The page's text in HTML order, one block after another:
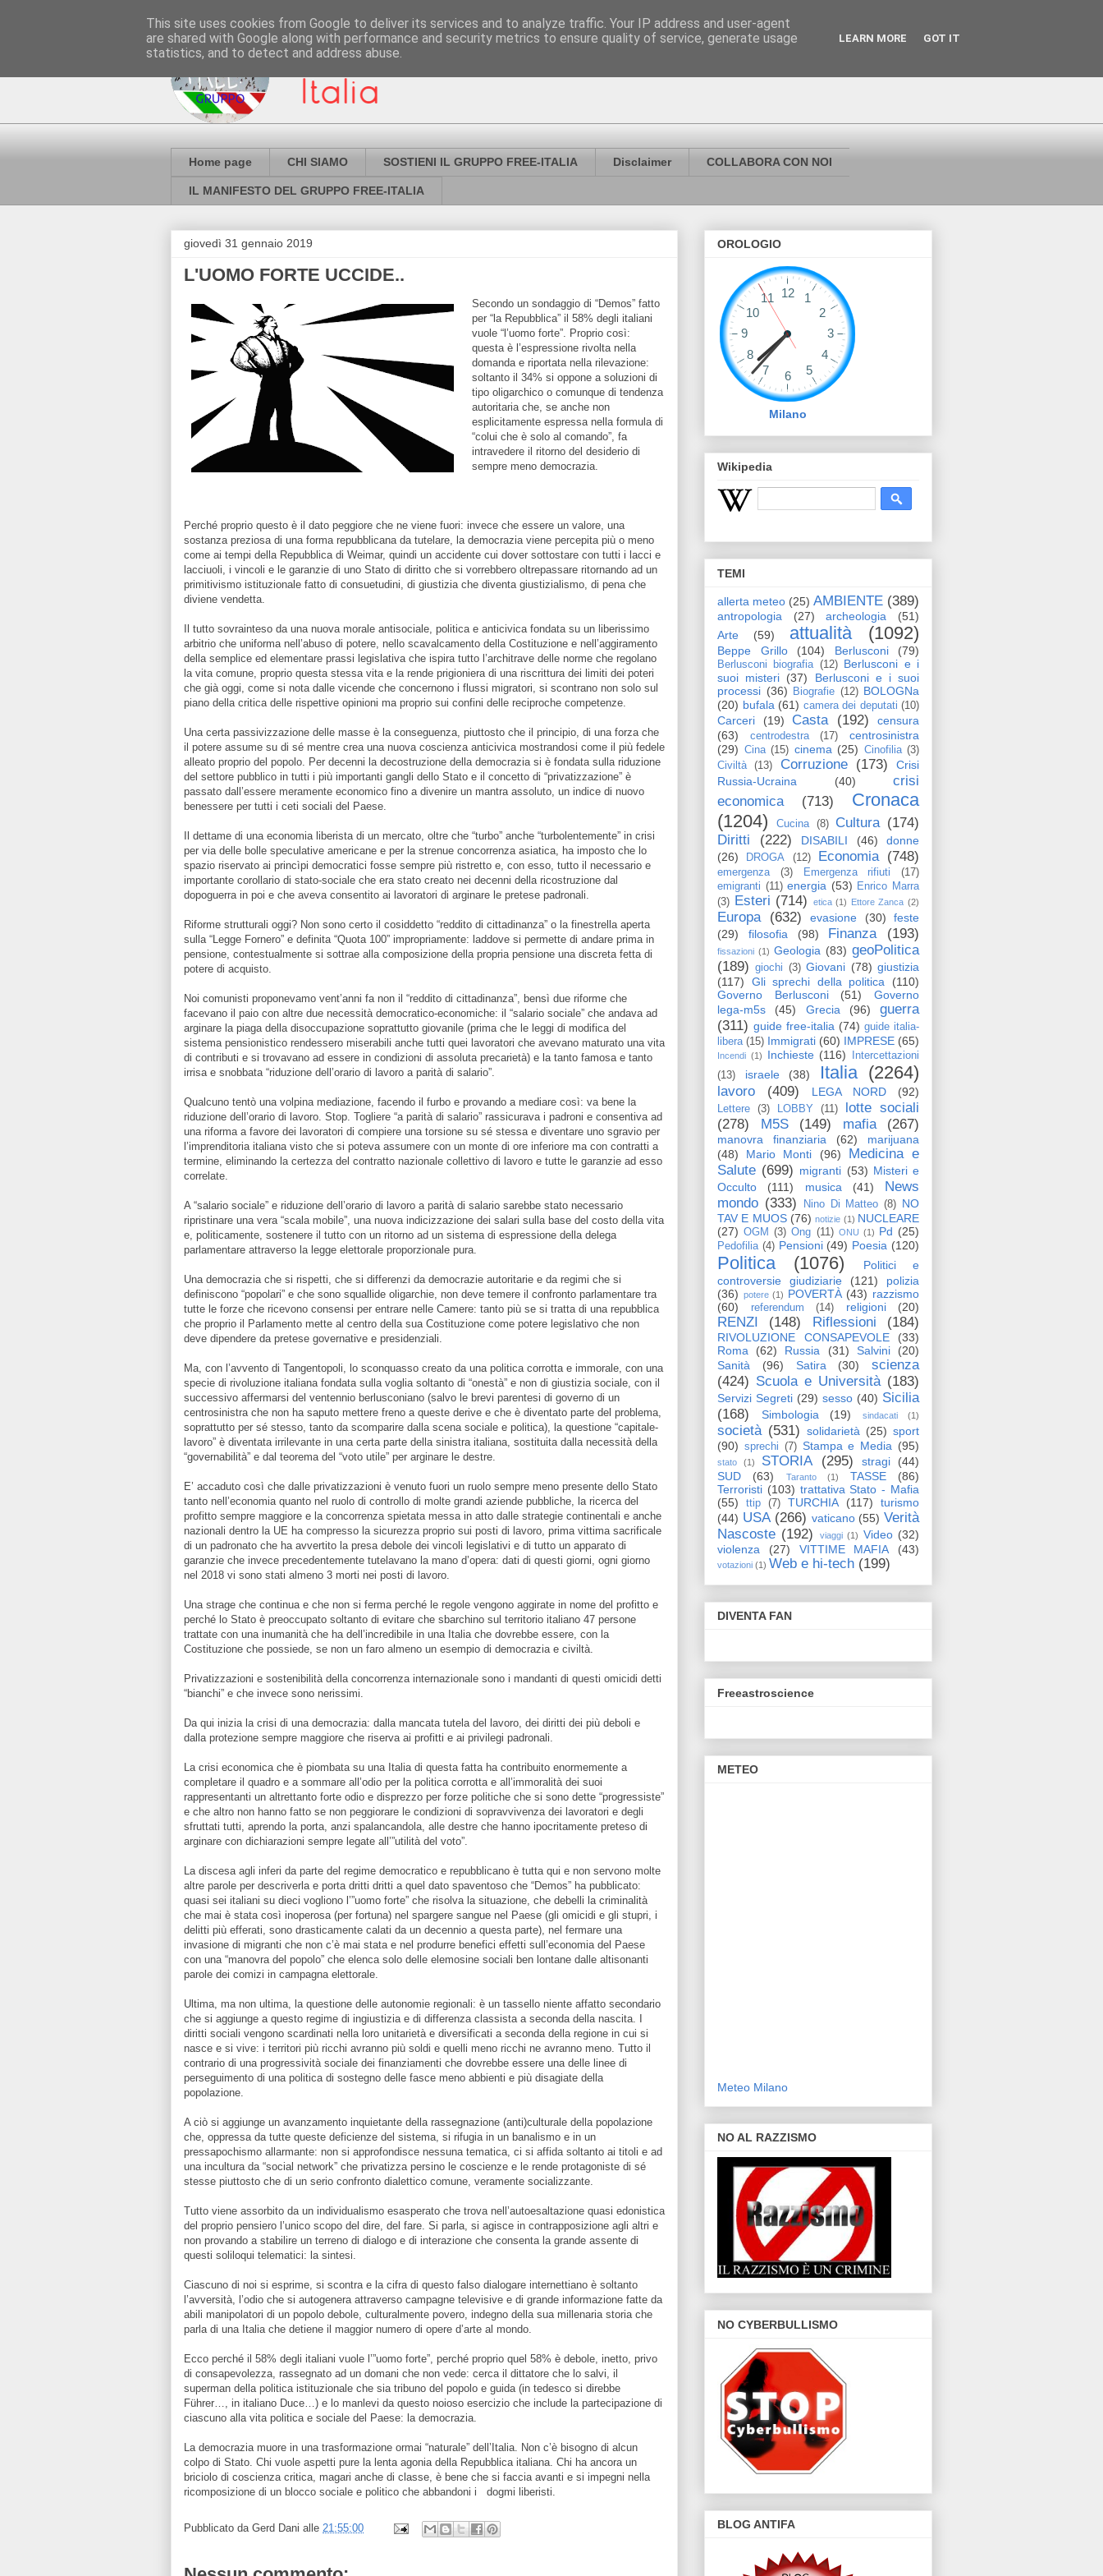
Home page CHI SIAMO SOSTIENI IL GRUPPO FREE-ITALIA Disclaimer COLLABORA CON NOI
IL MANIFESTO DEL GRUPPO FREE-ITALIA
giovedì 31 gennaio 2019
L'UOMO FORTE UCCIDE..
Secondo un sondaggio di “Demos” fatto
per “la Repubblica” il 58% degli italiani
vuole “l’uomo forte”. Proprio così:
questa è l’espressione rivolta nella
domanda e riportata nella rilevazione:
soltanto il 34% si oppone a soluzioni di
tipo oligarchico o comunque di tendenza
autoritaria che, se anche non
esplicitamente espressa nella formula di
“colui che è solo al comando”, fa
intravedere il ritorno del desiderio di
sempre meno democrazia.
Perché proprio questo è il dato peggiore che ne viene fuori: invece che essere un valore, una
sostanza preziosa di una forma repubblicana da tutelare, la democrazia viene percepita più o meno
come ai tempi della Repubblica di Weimar, quindi un accidente cui dover sottostare con tutti i lacci e
lacciuoli, i vincoli e le garanzie di uno Stato di diritto che si vorrebbero oltrepassare ritornando ad un
primitivismo istituzionale fatto di consuetudini, di giustizia che diventa giustizialismo, di pena che
diviene vendetta.
Il tutto sovrainteso da una nuova morale antisociale, politica e anticivica fondata su un liberissimo
arbitrio che uniforma nell’abuso di potere, nello scavalcamento della Costituzione e nell’aggiramento
della semplice ed elementare prassi legislativa che ispira tutto l’architrave delle norme che regolano
la vita comune, proprio questa stessa vita e la rende prigioniera di una riscrittura dei limiti dei poteri
che già oggi, come si nota dalle vicende che concernono i flussi migratori, si scontrano non solo sul
piano della critica delle rispettive opinioni ma proprio sui confini delle reciproche competenze.
Una certa passivizzazione delle masse è la conseguenza, piuttosto che il principio, di una forza che
il potere assume su di sé mentre crea una nuova coscienza anticivica mostrandosi come il più fedele
alleato proprio del popolo. Per decenni la decostruzione della democrazia si è fondata sulla riduzione
del settore pubblico in tutti i più importanti gangli dello Stato e il concetto di “privatizzazione” è
passato dall’essere meramente economico fino a divenire un mantra assoluto, un indice di nuovo
benessere per tutti i ceti sociali del Paese.
Il dettame di una economia liberista di un mercato, oltre che “turbo” anche “turbolentemente” in crisi
per via delle bolle speculative americane e per la strenue concorrenza asiatica, ha imposto che lo
spazio riservato ai princìpi democratici fosse sempre più ristretto e, con esso, tutto il necessario e
importante corollario di stato-sociale che era stato creato nei decenni della ricostruzione dal
dopoguerra in poi e che aveva consentito ai lavoratori di arginare le pretese padronali.
Riforme strutturali oggi? Non sono certo il cosiddetto “reddito di cittadinanza” o la finestrella aperta
sulla “Legge Fornero” e definita “Quota 100” impropriamente: laddove si permette di andare prima in
pensione, contestualmente si sottrae alla composizione della propria pensione una discreta fetta di
potere di acquisto.
Noi comunisti proponevamo vent’anni fa non il “reddito di cittadinanza”, bensì due riforme che
facevano il paio con altre due necessità democratico-economiche: il “salario sociale” che andava ad
arginare la piaga della disoccupazione soprattutto giovanile (prima che le leggi di modifica del
sistema pensionistico rendessero miserabili anche tutti quei lavoratori che avevano maturato una vita
di contributi e si trovavano ad essere in condizioni di assoluta precarietà) e la tanto famosa e tanto
irrisa e snobbata “riduzione dell’orario di lavoro a parità di salario”.
Qualcuno tentò una volpina mediazione, facendo il furbo e provando a mediare così: va bene la
riduzione dell’orario di lavoro. Stop. Togliere “a parità di salario” rassicurava i padroni e consentiva ad
una riforma a favore dei lavoratori di compiere una torsione su sé stessa e diventare uno sgravio per
l’imprenditoria italiana visto che si poteva assumere con un monte di ore inferiore ma con contratti a
termine, eliminando la certezza del contratto nazionale collettivo di lavoro e tutte le garanzie ad esso
correlate.
A “salario sociale” e riduzione dell’orario di lavoro a parità di salario sarebbe stato necessario
ripristinare una vera “scala mobile”, una nuova indicizzazione dei salari sulla base del costo della vita
e, politicamente, sostenere il tutto con un ritorno ad un sistema di espressione della delega
parlamentare attraverso la legge elettorale proporzionale pura.
Una democrazia che si rispetti, che si differenzi da democrazie autoritarie e da regimi che si
definiscono “popolari” e che sono squallide oligarchie, non deve temere il confronto parlamentare tra
tutte le forze che ricevono consensi per entrare nelle Camere: tanto più se si tratta di una repubblica
che proprio il Parlamento mette al centro della sua Costituzione come potere legislativo che non
deve dipendere da pretese governative e presidenziali.
Ma, con l’avvento di Tangentopoli, lo sconquasso creato da una politica corrotta e immorale, con una
specie di rivoluzione italiana fondata sulla voglia soltanto di “onestà” e non di giustizia sociale, con il
successivo affermarsi del ventennio berlusconiano (salvo le brevi parentesi di governo di un
centrosinistra che non ha saputo mettere freno a queste derive e che è diventato parte del problema,
soprattutto per sé stesso, tanto da scomparire dalla scena sociale e politica), la questione “capitale-
lavoro” è diventata irrilevante in una certa parte della sinistra italiana, sostituita dalla necessità della
“governabilità” e dal teorema del “voto utile” per arginare le destre.
E’ accaduto così che dalle privatizzazioni è venuto fuori un ruolo sempre meno presente dello Stato
tanto nell’economia quanto nel ruolo di controllo di molte grandi aziende pubbliche, la ricerca del
profitto sempre maggiore e la concorrenza spietata messa in atto dalle strategie continentali e anche
nazionali dentro la UE ha compresso la sicurezza proprio sui posti di lavoro, prima vittima sacrificale
di un padronato che ha avvertito la presa debole dei vincoli legislativi e di tutto un apparato di
garanzie che invece precedentemente tutelavano la mano d’opera: dati di questi giorni, ogni giorno
nel 2018 vi sono stati almeno 3 morti nei posti di lavoro.
Una strage che continua e che non si ferma perché le regole vengono aggirate in nome del profitto e
perché lo Stato è preoccupato soltanto di evitare che sbarchino sul territorio italiano 47 persone
trattate con una inumanità che ha dell’incredibile in una Italia che dovrebbe essere, con la
Costituzione che possiede, se non un faro almeno un esempio di democrazia e civiltà.
Privatizzazioni e sostenibilità della concorrenza internazionale sono i mandanti di questi omicidi detti
“bianchi” e che invece sono nerissimi.
Da qui inizia la crisi di una democrazia: dalla mancata tutela del lavoro, dei diritti dei più deboli e
dalla protezione sempre maggiore che riserva ai profitti e ai privilegi padronali.
La crisi economica che è piombata su una Italia di questa fatta ha contribuito enormemente a
completare il quadro e a sommare all’odio per la politica corrotta e all’immoralità dei suoi
rappresentanti un altrettanto forte odio e disprezzo per forze politiche che si sono dette “progressiste”
e che altro non hanno fatto se non peggiorare le condizioni di sopravvivenza dei lavoratori e degli
sfruttati tutti, aprendo la porta, anzi spalancandola, alle destre che hanno ipocritamente preteso di
arginare con dichiarazioni sempre legate all’”utilità del voto”.
La discesa agli inferi da parte del regime democratico e repubblicano è tutta qui e non servono molte
altre parole per descriverla e porta dritti dritti a quel dato spaventoso che “Demos” ha pubblicato:
quasi sei italiani su dieci vogliono l’”uomo forte” che risolva la situazione, che debelli la criminalità
che mai è stata così inoperosa (per fortuna) nel spargere sangue nel Paese (gli omicidi e gli stupri, i
delitti più efferati, sono drasticamente calati da un decennio a questa parte), nel fermare una
invasione di migranti che non c’è mai stata e nel produrre benefici effetti sull’economia del Paese
con una “manovra del popolo” che elenca solo delle elemosine sociali ben lontane dalle altisonanti
parole dei comizi in campagna elettorale.
Ultima, ma non ultima, la questione delle autonomie regionali: è un tassello niente affatto secondario
che si aggiunge a questo regime di ingiustizia e di differenza classista a seconda della nascita. I
diritti sociali vengono scardinati nella loro unitarietà e diversificati a seconda della regione in cui si
nasce e si vive: i territori più ricchi avranno più soldi e quelli meno ricchi ne avranno meno. Tutto il
contrario di una progressività sociale dei finanziamenti che dovrebbe essere una delle linee di
perseguimento di una politica di sostegno delle fasce meno abbienti e più disagiate della
popolazione.
A ciò si aggiunge un avanzamento inquietante della rassegnazione (anti)culturale della popolazione
che, oppressa da tutte queste deficienze del sistema, si rifugia in un banalismo e in un
pressapochismo allarmante: non si approfondisce nessuna tematica, ci si affida soltanto ai titoli e ad
una incultura da “social network” che privatizza persino le coscienze e le rende protagoniste di sé
stesse piuttosto che di un serio confronto dialettico comune, veramente socializzante.
Tutto viene assorbito da un individualismo esasperato che trova nell’autoesaltazione quasi edonistica
del proprio pensiero l’unico scopo del dire, del fare. Si parla, si agisce in contrapposizione agli altri e
non provando a stabilire un terreno di dialogo e di interazione che consenta la grande assente di
questi soliloqui telematici: la sintesi.
Ciascuno di noi si esprime, si scontra e la cifra di questo falso dialogare internettiano è soltanto
l’avversità, l’odio che si autogenera attraverso campagne televisive e di grande informazione fatte da
abili manipolatori di un popolo debole, culturalmente povero, indegno della sua millenaria storia che
parla di una Italia che detiene il maggior numero di opere d’arte al mondo.
Ecco perché il 58% degli italiani vuole l’”uomo forte”, perché proprio quel 58% è debole, inetto, privo
di consapevolezza, rassegnato ad un domani che non vede: cerca il dittatore che lo salvi, il
superman della politica istituzionale che sia tribuno del popolo e guida (in tedesco si direbbe
Führer…, in italiano Duce…) e lo manlevi da questo noioso esercizio che include la partecipazione di
ciascuno alla vita politica e sociale del Paese: la democrazia.
La democrazia muore in una trasformazione ormai “naturale” dell’Italia. Non c’è bisogno di alcun
colpo di Stato. Chi vuole aspetti pure la lenta agonia della Repubblica italiana. Chi ha ancora un
briciolo di coscienza critica, magari anche di classe, è bene che si faccia avanti e si impegni nella
ricomposizione di un blocco sociale e politico che abbandoni i dogmi liberisti.
Pubblicato da Gerd Dani alle 21:55:00
OROLOGIO
Milano
Wikipedia
TEMI
allerta meteo (25) AMBIENTE (389)
antropologia (27) archeologia
(51)
Arte
(59) attualità (1092)
Beppe Grillo (104) Berlusconi (79)
Berlusconi biografia (12) Berlusconi e i
suoi misteri (37)
Berlusconi e i suoi
processi (36) Biografie (12) BOLOGNa
(20) bufala (61) camera dei deputati (10)
Carceri (19) Casta (192)
censura
(63)
centrodestra (17)
centrosinistra
(29) Cina (15) cinema (25) Cinofilia (3)
Civiltà
(13) Corruzione (173)
Crisi
Russia-Ucraina
(40)
crisi
economica
(713)
Cronaca
(1204)
Cucina (8) Cultura (174)
Diritti
(222) DISABILI (46)
donne
(26)
DROGA (12) Economia (748)
emergenza (3) Emergenza rifiuti
(17)
emigranti (11) energia (53) Enrico Marra
(3) Esteri (714) etica (1) Ettore Zanca (2)
Europa (632) evasione (30)
feste
(29)
filosofia (98) Finanza (193)
fissazioni (1) Geologia (83) geoPolitica
(189)
giochi (3) Giovani (78) giustizia
(117)
Gli sprechi della politica
(110)
Governo Berlusconi
(51)
Governo
lega-m5s
(45) Grecia (96)
guerra
(311) guide free-italia (74) guide italia-
libera (15) Immigrati (60) IMPRESE (65)
Incendi (1) Inchieste (116)
Intercettazioni
(13)
israele (38) Italia (2264)
lavoro (409) LEGA NORD (92)
Lettere (3) LOBBY (11)
lotte sociali
(278)
M5S (149) mafia (267)
manovra finanziaria (62)
marijuana
(48)
Mario Monti (96)
Medicina e
Salute (699) migranti (53) Misteri e
Occulto
(111) musica (41)
News
mondo (333) Nino Di Matteo (8) NO
TAV E MUOS (76) notizie (1) NUCLEARE
(27) OGM (3) Ong (11) ONU (1) Pd (25)
Pedofilia (4) Pensioni (49) Poesia (120)
Politica (1076)
Politici e
controversie giudiziarie
(121)
polizia
(36) potere (1) POVERTÀ (43) razzismo
(60)
referendum (14) religioni (20)
RENZI (148) Riflessioni (184)
RIVOLUZIONE CONSAPEVOLE
(33)
Roma
(62) Russia (31) Salvini
(20)
Sanità
(96) Satira (30)
scienza
(424) Scuola e Università (183)
Servizi Segreti (29) sesso (40) Sicilia
(168)
Simbologia (19) sindacati (1)
società (531) solidarietà (25) sport
(90) sprechi (7) Stampa e Media (95)
stato (1) STORIA (295) stragi
(44)
SUD
(63) Taranto (1) TASSE
(86)
Terroristi (103) trattativa Stato - Mafia
(55)
ttip (7) TURCHIA (117)
turismo
(44) USA (266) vaticano (55) Verità
Nascoste (192) viaggi (1) Video (32)
violenza
(27) VITTIME MAFIA (43)
votazioni (1) Web e hi-tech (199)
DIVENTA FAN
Freeastroscience
METEO
Meteo Milano
NO AL RAZZISMO
NO CYBERBULLISMO
BLOG ANTIFA
This site uses cookies from Google to deliver its services and to analyze traffic. Your IP address and user-agent
are shared with Google along with performance and security metrics to ensure quality of service, generate usage
statistics, and to detect and address abuse.
LEARN MORE GOT IT